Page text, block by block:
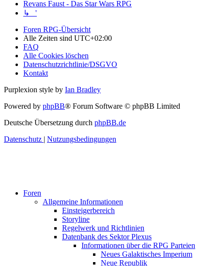
Revans Faust - Das Star Wars RPG
↳ '
Foren RPG-Übersicht
Alle Zeiten sind UTC+02:00
FAQ
Alle Cookies löschen
Datenschutzrichtlinie/DSGVO
Kontakt
Purplexion style by Ian Bradley
Powered by phpBB® Forum Software © phpBB Limited
Deutsche Übersetzung durch phpBB.de
Datenschutz | Nutzungsbedingungen
Foren
Allgemeine Informationen
Einsteigerbereich
Storyline
Regelwerk und Richtlinien
Datenbank des Sektor Plexus
Informationen über die RPG Parteien
Neues Galaktisches Imperium
Neue Republik